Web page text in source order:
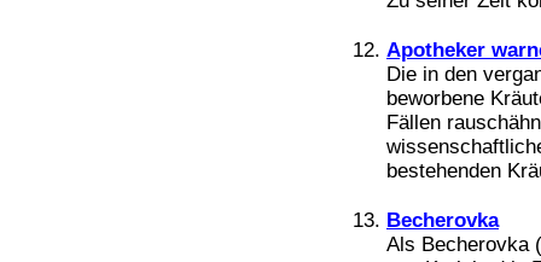
Apotheker
Die in den
beworbene
Fällen
bestehenden
Becherovka
Als Becherovka